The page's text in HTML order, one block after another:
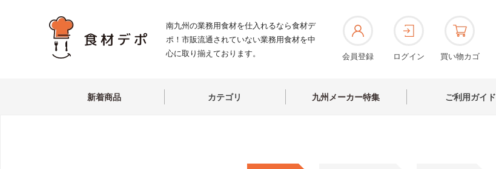
南九州の業務用食材を仕入れるなら食材デ
ポ！市販流通されていない業務用食材を中
心に取り揃えております。
会員登録 ログイン 買い物カゴ
新着商品 カテゴリ 九州メーカー特集 ご利用ガイド